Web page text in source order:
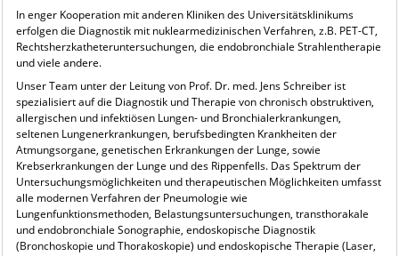
In enger Kooperation mit anderen Kliniken des Universitätsklinikums
erfolgen die Diagnostik mit nuklearmedizinischen Verfahren, z.B. PET-CT,
Rechtsherzkatheteruntersuchungen, die endobronchiale Strahlentherapie
und viele andere.
Unser Team unter der Leitung von Prof. Dr. med. Jens Schreiber ist
spezialisiert auf die Diagnostik und Therapie von chronisch obstruktiven,
allergischen und infektiösen Lungen- und Bronchialerkrankungen,
seltenen Lungenerkrankungen, berufsbedingten Krankheiten der
Atmungsorgane, genetischen Erkrankungen der Lunge, sowie
Krebserkrankungen der Lunge und des Rippenfells. Das Spektrum der
Untersuchungsmöglichkeiten und therapeutischen Möglichkeiten umfasst
alle modernen Verfahren der Pneumologie wie
Lungenfunktionsmethoden, Belastungsuntersuchungen, transthorakale
und endobronchiale Sonographie, endoskopische Diagnostik
(Bronchoskopie und Thorakoskopie) und endoskopische Therapie (Laser,